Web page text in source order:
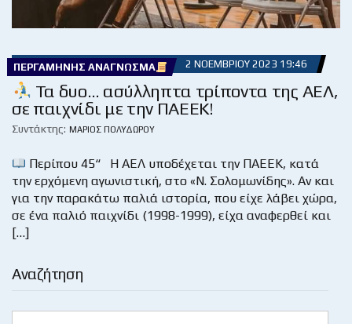
Αναζήτηση
ΠΕΡΓΑΜΗΝΉΣ ΑΝΆΓΝΩΣΜΑ 2 ΝΟΕΜΒΡΊΟΥ 2023 19:46
Τα δυο… ασύλληπτα τρίποντα της ΑΕΛ,
σε παιχνίδι με την ΠΑΕΕΚ!
Συντάκτης: ΜΆΡΙΟΣ ΠΟΛΥΔΏΡΟΥ
Περίπου 45“ Η ΑΕΛ υποδέχεται την ΠΑΕΕΚ, κατά
την ερχόμενη αγωνιστική, στο «Ν. Σολομωνίδης». Αν και
για την παρακάτω παλιά ιστορία, που είχε λάβει χώρα,
σε ένα παλιό παιχνίδι (1998-1999), είχα αναφερθεί και
[…]